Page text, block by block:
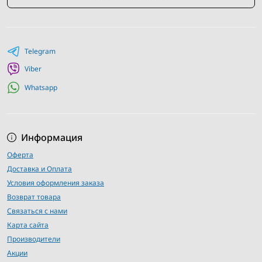
Квалифицированные специалисты консультанты по
Информация
Оферта
Доставка и Оплата
Условия оформления заказа
Возврат товара
Связаться с нами
Карта сайта
Производители
Акции
Telegram
Viber
Whatsapp